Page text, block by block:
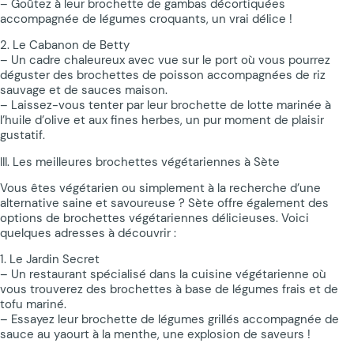
– Goûtez à leur brochette de gambas décortiquées
accompagnée de légumes croquants, un vrai délice !
2. Le Cabanon de Betty
– Un cadre chaleureux avec vue sur le port où vous pourrez
déguster des brochettes de poisson accompagnées de riz
sauvage et de sauces maison.
– Laissez-vous tenter par leur brochette de lotte marinée à
l’huile d’olive et aux fines herbes, un pur moment de plaisir
gustatif.
III. Les meilleures brochettes végétariennes à Sète
Vous êtes végétarien ou simplement à la recherche d’une
alternative saine et savoureuse ? Sète offre également des
options de brochettes végétariennes délicieuses. Voici
quelques adresses à découvrir :
1. Le Jardin Secret
– Un restaurant spécialisé dans la cuisine végétarienne où
vous trouverez des brochettes à base de légumes frais et de
tofu mariné.
– Essayez leur brochette de légumes grillés accompagnée de
sauce au yaourt à la menthe, une explosion de saveurs !